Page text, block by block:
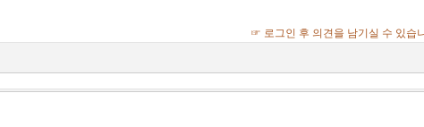
☞ 로그인 후 의견을 남기실 수 있습